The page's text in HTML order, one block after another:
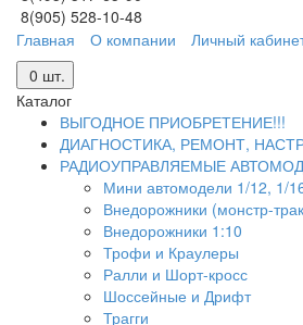
8(905) 528-10-48
Главная
О компании Личный
0 шт.
Каталог
ВЫГОДНОЕ ПРИОБРЕТЕНИЕ!!!
ДИАГНОСТИКА, РЕМОНТ,
РАДИОУПРАВЛЯЕМЫЕ
Мини автомодели 1/12, 1/
Внедорожники (монстр-
Внедорожники 1:10
Трофи и Краулеры
Ралли и Шорт-кросс
Шоссейные и Дрифт
Трагги